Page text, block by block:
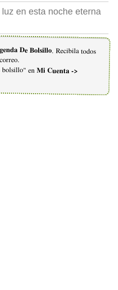
en esta noche eterna
De Bolsillo. Recibila todos
bolsillo" en Mi Cuenta ->